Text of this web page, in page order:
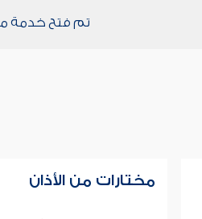
تم فتح خدمة
مختارات من الأذان